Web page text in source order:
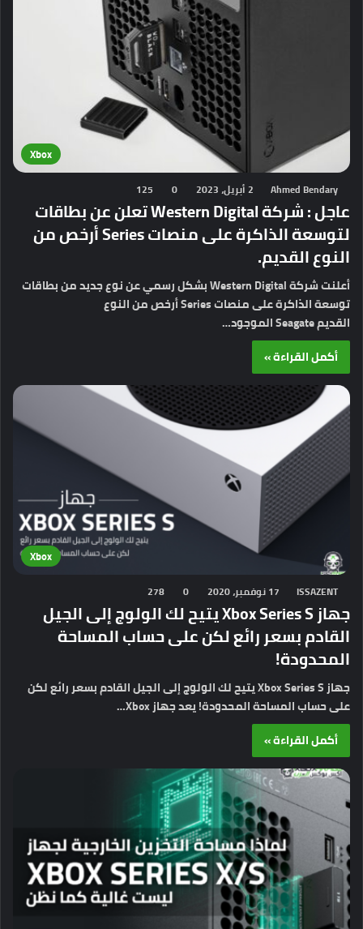
Xbox
Ahmed Bendary 2 أبريل، 2023 0
125
عاجل : شركة Western Digital تعلن عن بطاقات
لتوسعة الذاكرة على منصات Series أرخص من
النوع القديم.
أعلنت شركة Western Digital بشكل رسمي عن نوع جديد من بطاقات
توسعة الذاكرة على منصات Series أرخص من النوع
القديم Seagate الموجود…
أكمل القراءة »
Xbox
ISSAZENT 17 نوفمبر، 2020 0
278
جهاز Xbox Series S يتيح لك الولوج إلى الجيل
القادم بسعر رائع لكن على حساب المساحة
المحدودة!
جهاز Xbox Series S يتيح لك الولوج إلى الجيل القادم بسعر رائع لكن
على حساب المساحة المحدودة! يعد جهاز Xbox…
أكمل القراءة »